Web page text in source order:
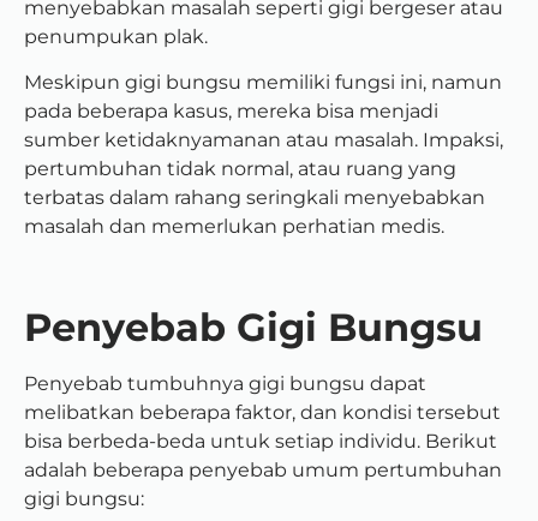
menyebabkan masalah seperti gigi bergeser atau
penumpukan plak.
Meskipun gigi bungsu memiliki fungsi ini, namun
pada beberapa kasus, mereka bisa menjadi
sumber ketidaknyamanan atau masalah. Impaksi,
pertumbuhan tidak normal, atau ruang yang
terbatas dalam rahang seringkali menyebabkan
masalah dan memerlukan perhatian medis.
Penyebab Gigi Bungsu
Penyebab tumbuhnya gigi bungsu dapat
melibatkan beberapa faktor, dan kondisi tersebut
bisa berbeda-beda untuk setiap individu. Berikut
adalah beberapa penyebab umum pertumbuhan
gigi bungsu: